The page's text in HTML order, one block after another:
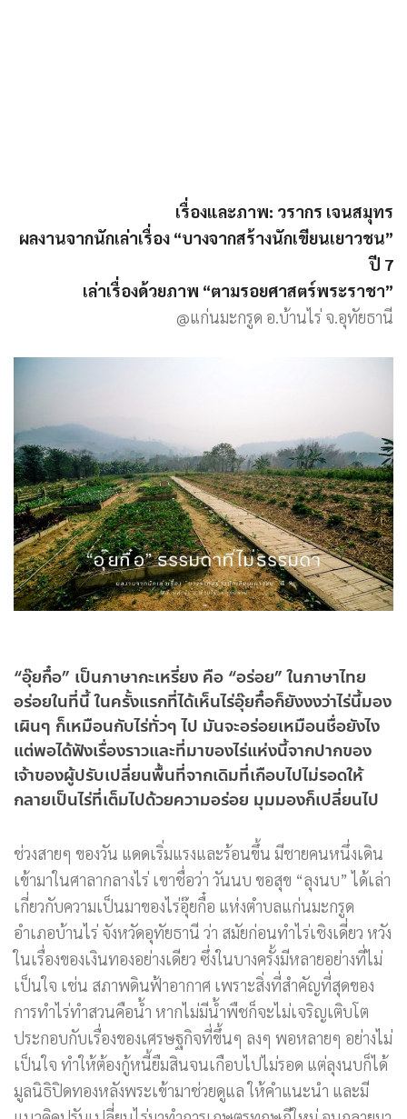
เรื่องและภาพ: วรากร เจนสมุทร
ผลงานจากนักเล่าเรื่อง “บางจากสร้างนักเขียนเยาวชน”
ปี 7
เล่าเรื่องด้วยภาพ “ตามรอยศาสตร์พระราชา”
@แก่นมะกรูด อ.บ้านไร่ จ.อุทัยธานี
“อุ๊ยกื๋อ” เป็นภาษากะเหรี่ยง คือ “อร่อย” ในภาษาไทย
อร่อยในที่นี้ ในครั้งแรกที่ได้เห็นไร่อุ๊ยกื๋อก็ยังงงว่าไร่นี้มอง
เผินๆ ก็เหมือนกับไร่ทั่วๆ ไป มันจะอร่อยเหมือนชื่อยังไง
แต่พอได้ฟังเรื่องราวและที่มาของไร่แห่งนี้จากปากของ
เจ้าของผู้ปรับเปลี่ยนพื้นที่จากเดิมที่เกือบไปไม่รอดให้
กลายเป็นไร่ที่เต็มไปด้วยความอร่อย มุมมองก็เปลี่ยนไป
ช่วงสายๆ ของวัน แดดเริ่มแรงและร้อนขึ้น มีชายคนหนึ่งเดิน
เข้ามาในศาลากลางไร่ เขาชื่อว่า วันนบ ขอสุข “ลุงนบ” ได้เล่า
เกี่ยวกับความเป็นมาของไร่อุ๊ยกื๋อ แห่งตำบลแก่นมะกรูด
อำเภอบ้านไร่ จังหวัดอุทัยธานี ว่า สมัยก่อนทำไร่เชิงเดี่ยว หวัง
ในเรื่องของเงินทองอย่างเดียว ซึ่งในบางครั้งมีหลายอย่างที่ไม่
เป็นใจ เช่น สภาพดินฟ้าอากาศ เพราะสิ่งที่สำคัญที่สุดของ
การทำไร่ทำสวนคือน้ำ หากไม่มีน้ำพืชก็จะไม่เจริญเติบโต
ประกอบกับเรื่องของเศรษฐกิจที่ขึ้นๆ ลงๆ พอหลายๆ อย่างไม่
เป็นใจ ทำให้ต้องกู้หนี้ยืมสินจนเกือบไปไม่รอด แต่ลุงนบก็ได้
มูลนิธิปิดทองหลังพระเข้ามาช่วยดูแล ให้คำแนะนำ และมี